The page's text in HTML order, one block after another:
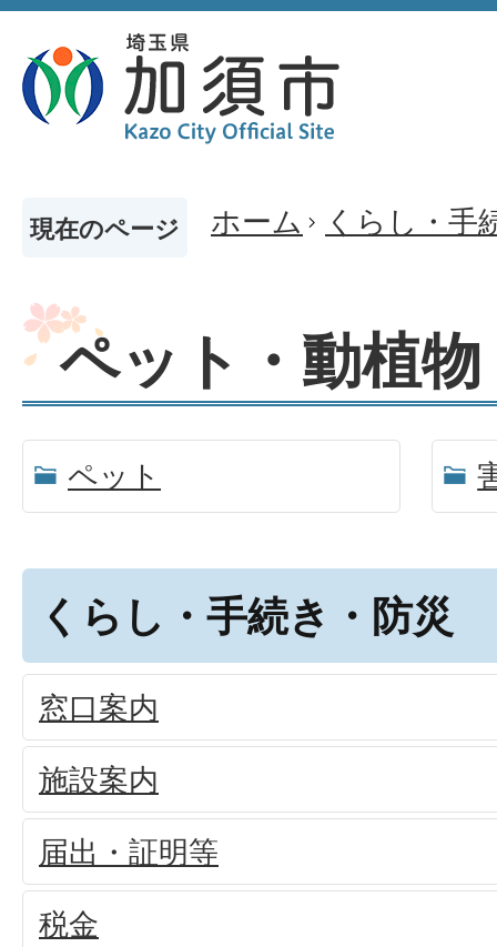
現在のページ ホーム くらし・手
ペット・動植物
ペット
くらし・手続き・防災
窓口案内
施設案内
届出・証明等
税金